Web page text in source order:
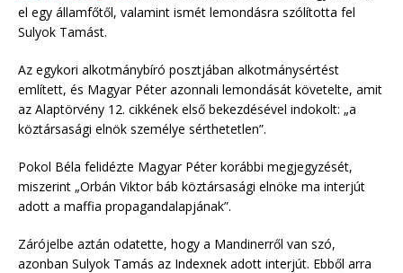
el egy államfőtől, valamint ismét lemondásra szólította fel
Sulyok Tamást.
Az egykori alkotmánybíró posztjában alkotmánysértést
említett, és Magyar Péter azonnali lemondását követelte, amit
az Alaptörvény 12. cikkének első bekezdésével indokolt: „a
köztársasági elnök személye sérthetetlen”.
Pokol Béla felidézte Magyar Péter korábbi megjegyzését,
miszerint „Orbán Viktor báb köztársasági elnöke ma interjút
adott a maffia propagandalapjának”.
Zárójelbe aztán odatette, hogy a Mandinerről van szó,
azonban Sulyok Tamás az Indexnek adott interjút. Ebből arra